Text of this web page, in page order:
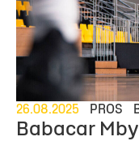
26.08.2025 PROS
Babacar